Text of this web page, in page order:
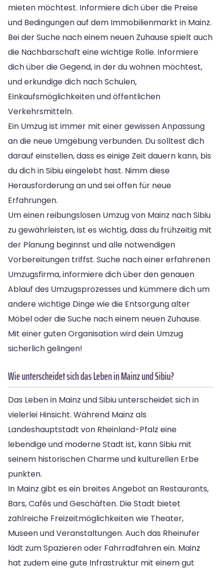
mieten möchtest. Informiere dich über die Preise
und Bedingungen auf dem Immobilienmarkt in Mainz.
Bei der Suche nach einem neuen Zuhause spielt auch
die Nachbarschaft eine wichtige Rolle. Informiere
dich über die Gegend, in der du wohnen möchtest,
und erkundige dich nach Schulen,
Einkaufsmöglichkeiten und öffentlichen
Verkehrsmitteln.
Ein Umzug ist immer mit einer gewissen Anpassung
an die neue Umgebung verbunden. Du solltest dich
darauf einstellen, dass es einige Zeit dauern kann, bis
du dich in Sibiu eingelebt hast. Nimm diese
Herausforderung an und sei offen für neue
Erfahrungen.
Um einen reibungslosen Umzug von Mainz nach Sibiu
zu gewährleisten, ist es wichtig, dass du frühzeitig mit
der Planung beginnst und alle notwendigen
Vorbereitungen triffst. Suche nach einer erfahrenen
Umzugsfirma, informiere dich über den genauen
Ablauf des Umzugsprozesses und kümmere dich um
andere wichtige Dinge wie die Entsorgung alter
Möbel oder die Suche nach einem neuen Zuhause.
Mit einer guten Organisation wird dein Umzug
sicherlich gelingen!
Wie unterscheidet sich das Leben in Mainz und Sibiu?
Das Leben in Mainz und Sibiu unterscheidet sich in
vielerlei Hinsicht. Während Mainz als
Landeshauptstadt von Rheinland-Pfalz eine
lebendige und moderne Stadt ist, kann Sibiu mit
seinem historischen Charme und kulturellen Erbe
punkten.
In Mainz gibt es ein breites Angebot an Restaurants,
Bars, Cafés und Geschäften. Die Stadt bietet
zahlreiche Freizeitmöglichkeiten wie Theater,
Museen und Veranstaltungen. Auch das Rheinufer
lädt zum Spazieren oder Fahrradfahren ein. Mainz
hat zudem eine gute Infrastruktur mit einem gut